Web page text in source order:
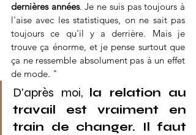
dernières années. Je ne suis pas toujours à
l'aise avec les statistiques, on ne sait pas
toujours ce qu'il y a derrière. Mais je
trouve ça énorme, et je pense surtout que
ça ne ressemble absolument pas à un effet
de mode. "
D'après moi, la relation au
travail est vraiment en
train de changer. Il faut